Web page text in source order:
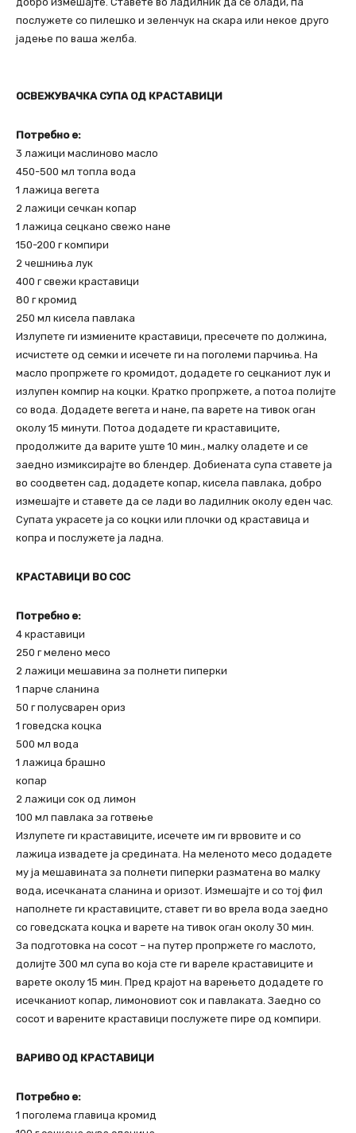
послужете со пилешко и зеленчук на скара или некое друго
јадење по ваша желба.
ОСВЕЖУВАЧКА СУПА ОД КРАСТАВИЦИ
Потребно е:
3 лажици маслиново масло
450-500 мл топла вода
1 лажица вегета
2 лажици сечкан копар
1 лажица сецкано свежо нане
150-200 г компири
2 чешниња лук
400 г свежи краставици
80 г кромид
250 мл кисела павлака
Излупете ги измиените краставици, пресечете по должина,
исчистете од семки и исечете ги на поголеми парчиња. На
масло пропржете го кромидот, додадете го сецканиот лук и
излупен компир на коцки. Кратко пропржете, а потоа полијте
со вода. Додадете вегета и нане, па варете на тивок оган
околу 15 минути. Потоа додадете ги краставиците,
продолжите да варите уште 10 мин., малку оладете и се
заедно измиксирајте во блендер. Добиената супа ставете ја
во соодветен сад, додадете копар, кисела павлака, добро
измешајте и ставете да се лади во ладилник околу еден час.
Супата украсете ја со коцки или плочки од краставица и
копра и послужете ја ладна.
КРАСТАВИЦИ ВО СОС
Потребно е:
4 краставици
250 г мелено месо
2 лажици мешавина за полнети пиперки
1 парче сланина
50 г полусварен ориз
1 говедска коцка
500 мл вода
1 лажица брашно
копар
2 лажици сок од лимон
100 мл павлака за готвење
Излупете ги краставиците, исечете им ги врвовите и со
лажица извадете ја средината. На меленото месо додадете
му ја мешавината за полнети пиперки разматена во малку
вода, исечканата сланина и оризот. Измешајте и со тој фил
наполнете ги краставиците, ставет ги во врела вода заедно
со говедската коцка и варете на тивок оган околу 30 мин.
За подготовка на сосот – на путер пропржете го маслото,
долијте 300 мл супа во која сте ги вареле краставиците и
варете околу 15 мин. Пред крајот на варењето додадете го
исечканиот копар, лимоновиот сок и павлаката. Заедно со
сосот и варените краставици послужете пире од компири.
ВАРИВО ОД КРАСТАВИЦИ
Потребно е:
1 поголема главица кромид